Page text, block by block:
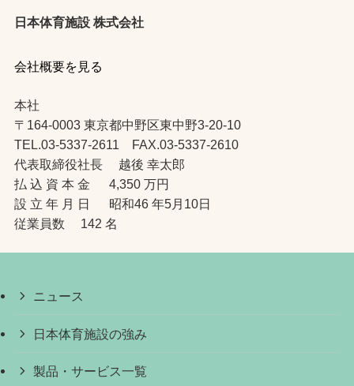
日本体育施設 株式会社
会社概要を見る
本社
〒164-0003 東京都中野区東中野3-20-10
TEL.03-5337-2611 FAX.03-5337-2610
代表取締役社長 越後 幸太郎
払 込 資 本 金 4,350 万円
設 立 年 月 日 昭和46 年5月10日
従業員数 142 名
ニュース
日本体育施設の強み
製品・サービス一覧